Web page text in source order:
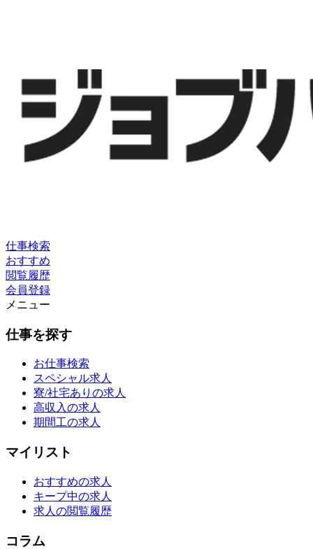
仕事検索
おすすめ
閲覧履歴
会員登録
メニュー
仕事を探す
お仕事検索
スペシャル求人
寮/社宅ありの求人
高収入の求人
期間工の求人
マイリスト
おすすめの求人
キープ中の求人
求人の閲覧履歴
コラム